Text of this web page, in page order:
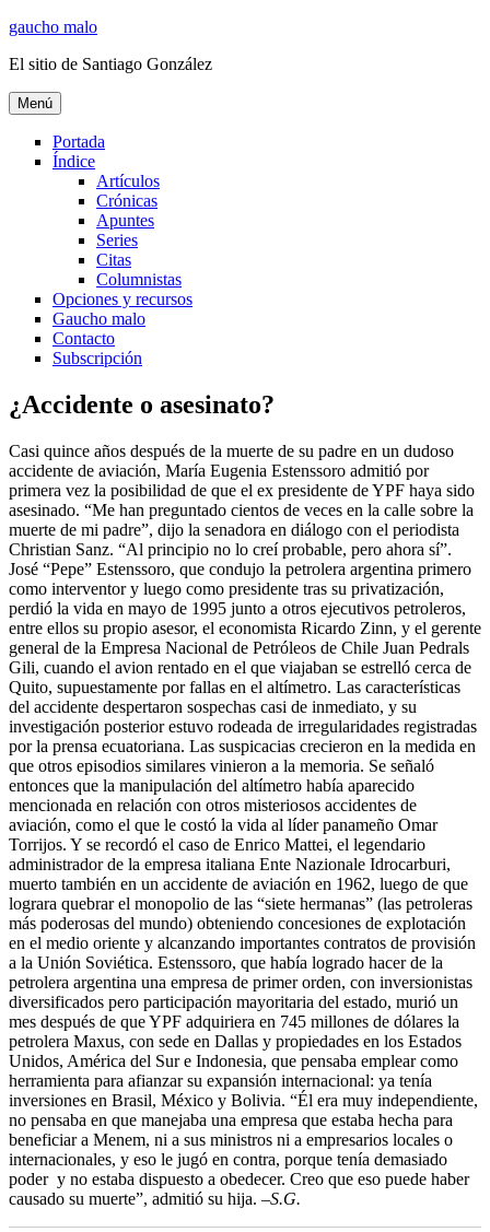
Ir
contenido
gaucho malo
El sitio de Santiago González
Menú
Portada
Índice
Artículos
Crónicas
Apuntes
Series
Citas
Columnistas
Opciones y recursos
Gaucho malo
Contacto
Subscripción
¿Accidente o asesinato?
Casi quince años después de la muerte de su padre en un dudoso
accidente de aviación, María Eugenia Estenssoro admitió por
primera vez la posibilidad de que el ex presidente de YPF haya sido
asesinado. “Me han preguntado cientos de veces en la calle sobre la
muerte de mi padre”, dijo la senadora en diálogo con el periodista
Christian Sanz. “Al principio no lo creí probable, pero ahora sí”.
José “Pepe” Estenssoro, que condujo la petrolera argentina primero
como interventor y luego como presidente tras su privatización,
perdió la vida en mayo de 1995 junto a otros ejecutivos petroleros,
entre ellos su propio asesor, el economista Ricardo Zinn, y el gerente
general de la Empresa Nacional de Petróleos de Chile Juan Pedrals
Gili, cuando el avion rentado en el que viajaban se estrelló cerca de
Quito, supuestamente por fallas en el altímetro. Las características
del accidente despertaron sospechas casi de inmediato, y su
investigación posterior estuvo rodeada de irregularidades registradas
por la prensa ecuatoriana. Las suspicacias crecieron en la medida en
que otros episodios similares vinieron a la memoria. Se señaló
entonces que la manipulación del altímetro había aparecido
mencionada en relación con otros misteriosos accidentes de
aviación, como el que le costó la vida al líder panameño Omar
Torrijos. Y se recordó el caso de Enrico Mattei, el legendario
administrador de la empresa italiana Ente Nazionale Idrocarburi,
muerto también en un accidente de aviación en 1962, luego de que
lograra quebrar el monopolio de las “siete hermanas” (las petroleras
más poderosas del mundo) obteniendo concesiones de explotación
en el medio oriente y alcanzando importantes contratos de provisión
a la Unión Soviética. Estenssoro, que había logrado hacer de la
petrolera argentina una empresa de primer orden, con inversionistas
diversificados pero participación mayoritaria del estado, murió un
mes después de que YPF adquiriera en 745 millones de dólares la
petrolera Maxus, con sede en Dallas y propiedades en los Estados
Unidos, América del Sur e Indonesia, que pensaba emplear como
herramienta para afianzar su expansión internacional: ya tenía
inversiones en Brasil, México y Bolivia. “Él era muy independiente,
no pensaba en que manejaba una empresa que estaba hecha para
beneficiar a Menem, ni a sus ministros ni a empresarios locales o
internacionales, y eso le jugó en contra, porque tenía demasiado
poder y no estaba dispuesto a obedecer. Creo que eso puede haber
causado su muerte”, admitió su hija. –S.G.